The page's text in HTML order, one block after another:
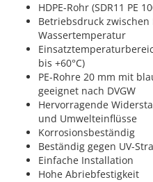
HDPE-Rohr (SDR11 PE
Betriebsdruck zwischen
Wassertemperatur
bis +60°C)
PE-Rohre 20 mm mit
geeignet nach DVGW
Hervorragende
und Umwelteinflüsse
Korrosionsbeständig
Beständig gegen UV-
Einfache Installation
Hohe Abriebfestigkeit